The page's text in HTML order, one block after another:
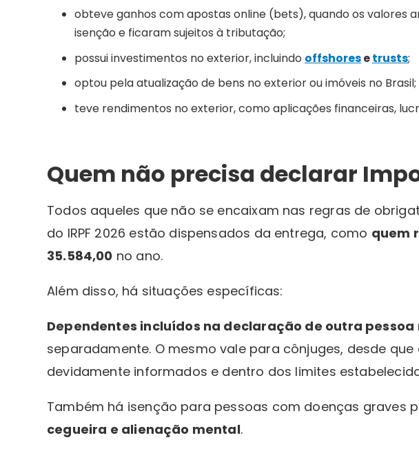
obteve ganhos com apostas online (bets), quando os valores
isenção e ficaram sujeitos à tributação;
possui investimentos no exterior, incluindo offshoresetrusts;
optou pela atualização de bens no exterior ou imóveis no Brasil;
teve rendimentos no exterior, como aplicações financeiras,
Quem não precisa declarar
Todos aqueles que não se encaixam nas regras de
do IRPF 2026 estão dispensados da entrega, como quem
35.584,00 no ano.
Além disso, há situações específicas:
Dependentes incluídos na declaração de outra pessoa
separadamente. O mesmo vale para cônjuges, desde que
devidamente informados e dentro dos limites
Também há isenção para pessoas com doenças graves
cegueira e alienação mental.